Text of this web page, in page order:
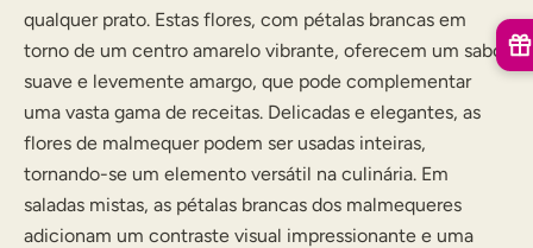
qualquer prato. Estas flores, com pétalas brancas em
torno de um centro amarelo vibrante, oferecem um sabor
suave e levemente amargo, que pode complementar
uma vasta gama de receitas. Delicadas e elegantes, as
flores de malmequer podem ser usadas inteiras,
tornando-se um elemento versátil na culinária. Em
saladas mistas, as pétalas brancas dos malmequeres
adicionam um contraste visual impressionante e uma